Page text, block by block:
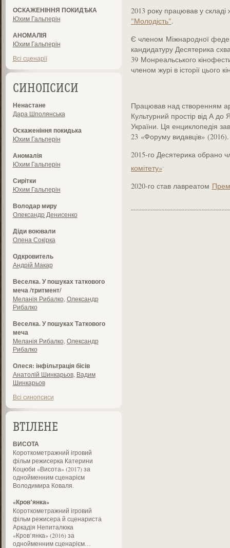
ОСКАЖЕНІННЯ ПОКИДѢКА
Юхим Гальперін
АНОМАЛІЯ
Юхим Гальперін
Всі сценарії
СИНОПСИСИ
Ненастане
Дара Шполянська
Оскаженіння покидька
Юхим Гальперін
Аномалія
Юхим Гальперін
Сирітки
Юхим Гальперін
Володар миру
Олександр Денисенко
Діди воювали
Олена Сокірка
Одкровитель
Андрій Макар
Веселка. У пошуках таткового
меча /тритмент/
Меланія Рибалко Олександр
Рибалко
Веселка. У пошуках Таткового
меча
Меланія Рибалко Олександр
Рибалко
Олеся: інфільтрація бісів
Анатолій Шинкарьов, Вадим
Шинкарьов
Всі синопсиси
ВТІЛЕНЕ
ВИСОТА
Короткометражний ігровий
фільм режисерка Катерини
Коцюби «Висота» (2017) за
однойменним сценарієм
Володимира Коваля.
«Кров’янка»
Короткометражний ігровий
фільм режисера й сценариста
Аркадія Непиталюка
«Кров’янка» (2016) за
однойменним сценарієм…
2013 року працював у складі
"Молодість".
Є членом Міжнародної
кандидатуру Десятерика
39 Монреальського
членом журі в історії цього
Працював над створенням
Культурний простір від А до
України. Ця енциклопедія
23 «Форуму видавців» (2016).
2015-го Десятерика обрано
комітету».
2020-го став лавреатом